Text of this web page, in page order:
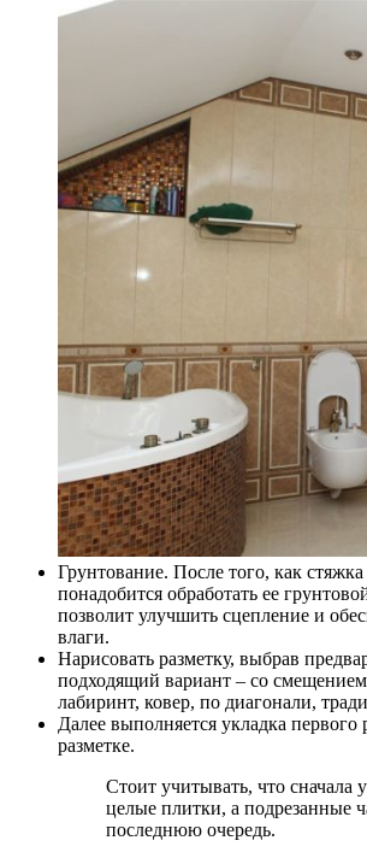
Грунтование. После того, как
понадобится обработать ее
позволит улучшить сцепление и
влаги.
Нарисовать разметку, выбрав
подходящий вариант – со
лабиринт, ковер, по диагонали,
Далее выполняется укладка первого
разметке.
Стоит учитывать, что сначала
целые плитки, а подрезанные
последнюю очередь.